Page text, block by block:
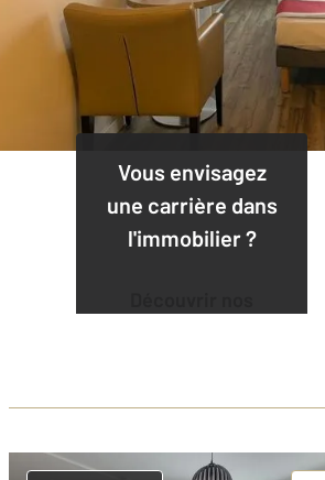
Vous envisagez
une carrière dans
l'immobilier ?